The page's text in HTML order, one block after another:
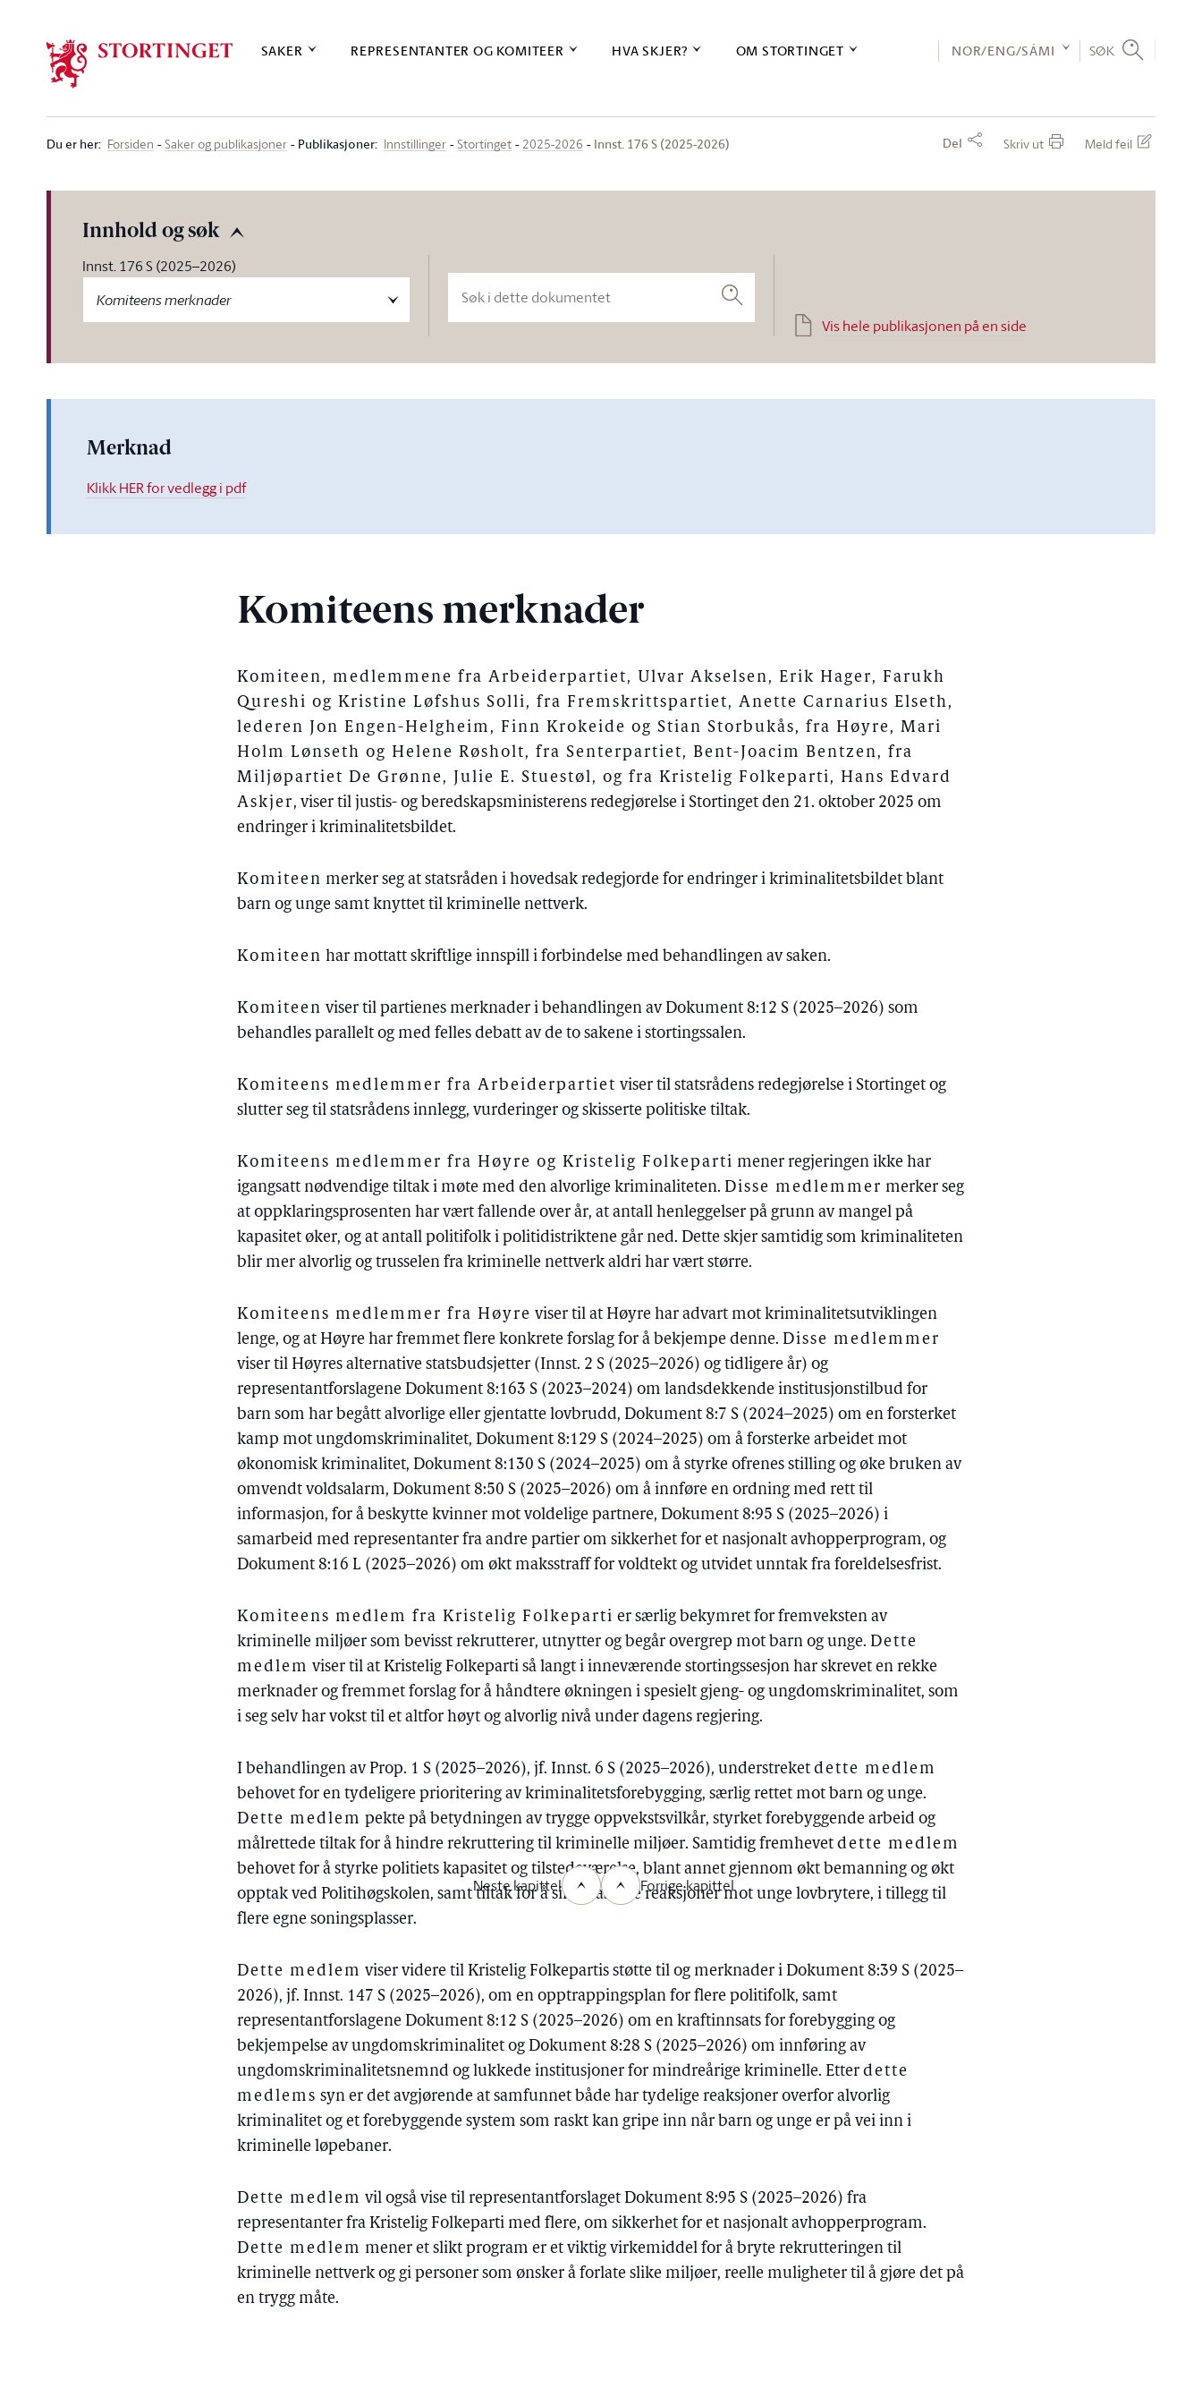
SAKER REPRESENTANTER OG KOMITEER HVA SKJER? OM STORTINGET NOR/ENG/SÁMI SØK
Du er her: Forsiden Saker og publikasjoner Publikasjoner: Innstillinger Stortinget 2025-2026 Innst. 176 S (2025-2026) Del Skriv ut Meld feil
Innhold og søk
Innst. 176 S (2025–2026)
Komiteens merknader
Søk
Vis hele publikasjonen på en side
Merknad
Klikk HER for vedlegg i pdf
Komiteens merknader
Komiteen, medlemmene fra Arbeiderpartiet, Ulvar Akselsen, Erik Hager, Farukh
Qureshi og Kristine Løfshus Solli, fra Fremskrittspartiet, Anette Carnarius Elseth,
lederen Jon Engen-Helgheim, Finn Krokeide og Stian Storbukås, fra Høyre, Mari
Holm Lønseth og Helene Røsholt, fra Senterpartiet, Bent-Joacim Bentzen, fra
Miljøpartiet De Grønne, Julie E. Stuestøl, og fra Kristelig Folkeparti, Hans Edvard
Askjer, viser til justis- og beredskapsministerens redegjørelse i Stortinget den 21. oktober 2025 om
endringer i kriminalitetsbildet.
Komiteen merker seg at statsråden i hovedsak redegjorde for endringer i kriminalitetsbildet blant
barn og unge samt knyttet til kriminelle nettverk.
Komiteen har mottatt skriftlige innspill i forbindelse med behandlingen av saken.
Komiteen viser til partienes merknader i behandlingen av Dokument 8:12 S (2025–2026) som
behandles parallelt og med felles debatt av de to sakene i stortingssalen.
Komiteens medlemmer fra Arbeiderpartiet viser til statsrådens redegjørelse i Stortinget og
slutter seg til statsrådens innlegg, vurderinger og skisserte politiske tiltak.
Komiteens medlemmer fra Høyre og Kristelig Folkeparti mener regjeringen ikke har
igangsatt nødvendige tiltak i møte med den alvorlige kriminaliteten.Disse medlemmer merker seg
at oppklaringsprosenten har vært fallende over år, at antall henleggelser på grunn av mangel på
kapasitet øker, og at antall politifolk i politidistriktene går ned. Dette skjer samtidig som kriminaliteten
blir mer alvorlig og trusselen fra kriminelle nettverk aldri har vært større.
Komiteens medlemmer fra Høyre viser til at Høyre har advart mot kriminalitetsutviklingen
lenge, og at Høyre har fremmet flere konkrete forslag for å bekjempe denne.Disse medlemmer
viser til Høyres alternative statsbudsjetter (Innst. 2 S (2025–2026) og tidligere år) og
representantforslagene Dokument 8:163 S (2023–2024) om landsdekkende institusjonstilbud for
barn som har begått alvorlige eller gjentatte lovbrudd, Dokument 8:7 S (2024–2025) om en forsterket
kamp mot ungdomskriminalitet, Dokument 8:129 S (2024–2025) om å forsterke arbeidet mot
økonomisk kriminalitet, Dokument 8:130 S (2024–2025) om å styrke ofrenes stilling og øke bruken av
omvendt voldsalarm, Dokument 8:50 S (2025–2026) om å innføre en ordning med rett til
informasjon, for å beskytte kvinner mot voldelige partnere, Dokument 8:95 S (2025–2026) i
samarbeid med representanter fra andre partier om sikkerhet for et nasjonalt avhopperprogram, og
Dokument 8:16 L (2025–2026) om økt maksstraff for voldtekt og utvidet unntak fra foreldelsesfrist.
Komiteens medlem fra Kristelig Folkeparti er særlig bekymret for fremveksten av
kriminelle miljøer som bevisst rekrutterer, utnytter og begår overgrep mot barn og unge.Dette
medlem viser til at Kristelig Folkeparti så langt i inneværende stortingssesjon har skrevet en rekke
merknader og fremmet forslag for å håndtere økningen i spesielt gjeng- og ungdomskriminalitet, som
i seg selv har vokst til et altfor høyt og alvorlig nivå under dagens regjering.
I behandlingen av Prop. 1 S (2025–2026), jf. Innst. 6 S (2025–2026), understreketdette medlem
behovet for en tydeligere prioritering av kriminalitetsforebygging, særlig rettet mot barn og unge.
Dette medlem pekte på betydningen av trygge oppvekstsvilkår, styrket forebyggende arbeid og
målrettede tiltak for å hindre rekruttering til kriminelle miljøer. Samtidig fremhevetdette medlem
behovet for å styrke politiets kapasitet og tilstedeværelse, blant annet gjennom økt bemanning og økt
opptak ved Politihøgskolen, samt tiltak for å sikre raskere reaksjoner mot unge lovbrytere, i tillegg til
flere egne soningsplasser.
Dette medlem viser videre til Kristelig Folkepartis støtte til og merknader i Dokument 8:39 S (2025–
2026), jf. Innst. 147 S (2025–2026), om en opptrappingsplan for flere politifolk, samt
representantforslagene Dokument 8:12 S (2025–2026) om en kraftinnsats for forebygging og
bekjempelse av ungdomskriminalitet og Dokument 8:28 S (2025–2026) om innføring av
ungdomskriminalitetsnemnd og lukkede institusjoner for mindreårige kriminelle. Etterdette
medlems syn er det avgjørende at samfunnet både har tydelige reaksjoner overfor alvorlig
kriminalitet og et forebyggende system som raskt kan gripe inn når barn og unge er på vei inn i
kriminelle løpebaner.
Dette medlem vil også vise til representantforslaget Dokument 8:95 S (2025–2026) fra
representanter fra Kristelig Folkeparti med flere, om sikkerhet for et nasjonalt avhopperprogram.
Dette medlem mener et slikt program er et viktig virkemiddel for å bryte rekrutteringen til
kriminelle nettverk og gi personer som ønsker å forlate slike miljøer, reelle muligheter til å gjøre det på
en trygg måte.
Forrige kapittel
Neste kapittel